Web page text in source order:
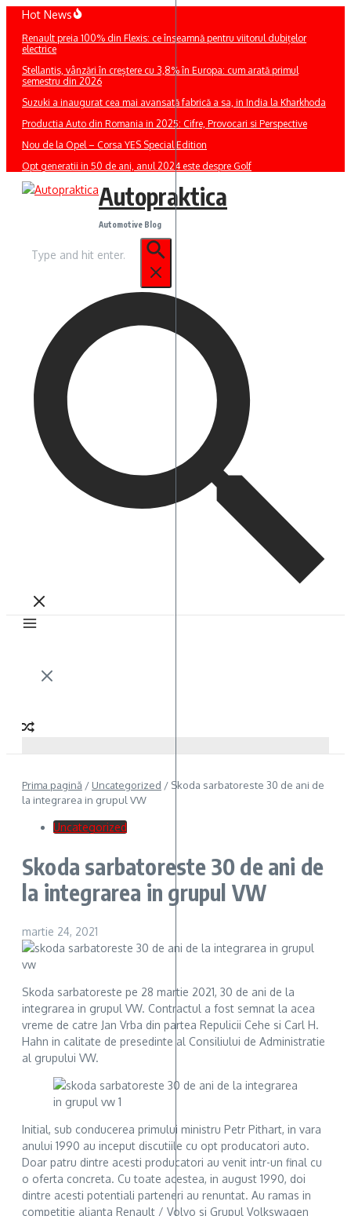
Sari
conținut
Hot News
Renault preia 100% din Flexis: ce înseamnă pentru viitorul dubițelor
electrice
Stellantis, vânzări în creștere cu 3,8% în Europa: cum arată primul
semestru din 2026
Suzuki a inaugurat cea mai avansată fabrică a sa, in India la Kharkhoda
Productia Auto din Romania in 2025: Cifre, Provocari si Perspective
Nou de la Opel – Corsa YES Special Edition
Opt generatii in 50 de ani, anul 2024 este despre Golf
Autopraktica
Automotive Blog
după:
Prima pagină / Uncategorized / Skoda sarbatoreste 30 de ani de
la integrarea in grupul VW
Uncategorized
Skoda sarbatoreste 30 de ani de
la integrarea in grupul VW
martie 24, 2021
Skoda sarbatoreste pe 28 martie 2021, 30 de ani de la
integrarea in grupul VW. Contractul a fost semnat la acea
vreme de catre Jan Vrba din partea Repulicii Cehe si Carl H.
Hahn in calitate de presedinte al Consiliului de Administratie
al grupului VW.
Initial, sub conducerea primului ministru Petr Pithart, in vara
anului 1990 au inceput discutiile cu opt producatori auto.
Doar patru dintre acesti producatori au venit intr-un final cu
o oferta concreta. Cu toate acestea, in august 1990, doi
dintre acesti potentiali parteneri au renuntat. Au ramas in
competitie alianta Renault / Volvo si Grupul Volkswagen